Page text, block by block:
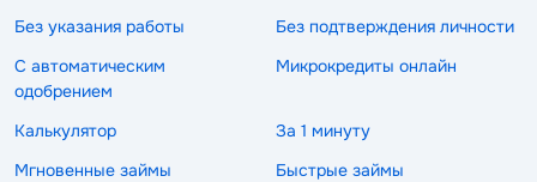
Без указания работы
Без подтверждения личности
С автоматическим
одобрением
Микрокредиты онлайн
Калькулятор
За 1 минуту
Мгновенные займы
Быстрые займы